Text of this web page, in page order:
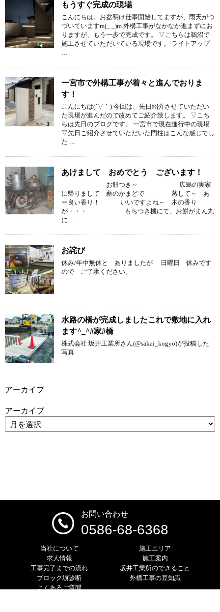
もうすぐ完成の現場
こんにちは。お盆明け仕事開始してますが、雨天がつ
づいていますm(_ _)m 外構工事がなかなか進まずにお
りますが、もう一歩で完成です。 ▽こちらは鵜沼で
施工させていただいている現場です。 ライトアップ
…
一宮市で外構工事が着々と進んでおりま
す！
こんにちは(´▽｀) 今回は、先日紹介させていただい
た現場が進んだので改めてご紹介致します。 ▽こち
らは先日のブログです。 一宮市で現在進行中の現場
▽先日ご紹介させていただいた門柱はこんな感じでし
た …
あけまして おめでとう ございます！
お餅つき～ 広島の実家
に帰りまして 薪のかまどで 蒸して～ あ
ー良い香り！ いいですよね～ 木の香り
が・・・ もちつき機にて、お餅がまん丸
に …
お詫び
休み/年中無休と ありましたが 日曜日 休みです
ので ご了承ください。
水路の橋が完成しましたこれで敷地に入れ
ます^_^#家#橋
株式会社 坂井工業所さん(@sakai_kogyo)が投稿した
写真
アーカイブ
アーカイブ
お問い合わせ
0586-68-6368
当社について
施工エリア
求人情報
施工案内
工事完了までの流れ
坂井工業所のできること
ブロック塀診断
外構工事の豆知識
よくあるご質問